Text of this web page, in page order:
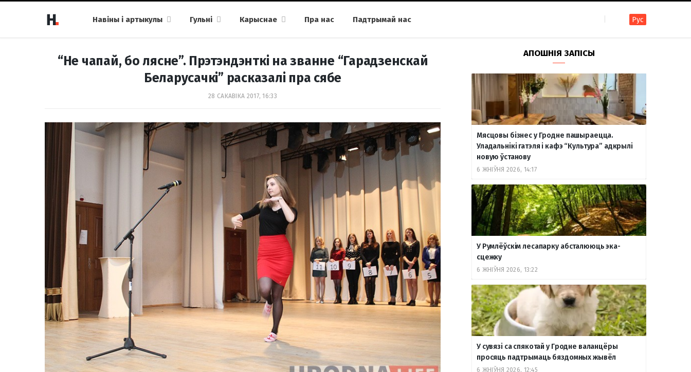
Навіны і артыкулы Гульні Карыснае Пра нас
Падтрымай нас
F
a
e
o
o
k
I
n
s
t
g
a
m
T
e
e
r
m
R
S
Y
o
T
b
В
к
н
а
т
е
Рус
“Не чапай, бо лясне”. Прэтэндэнткі на званне “Гарадзенскай
Беларусачкі” расказалі пра сябе
28 САКАВІКА 2017, 16:33
АПОШНІЯ ЗАПІСЫ
Мясцовы бізнес у Гродне пашыраецца.
Уладальнікі гатэля і кафэ “Культура” адкрылі
новую ўстанову
6 ЖНІЎНЯ 2026, 14:17
У Румлёўскім лесапарку абсталююць эка-
сцежку
6 ЖНІЎНЯ 2026, 13:22
У сувязі са спякотай у Гродне валанцёры
просяць падтрымаць бяздомных жывёл
6 ЖНІЎНЯ 2026, 12:45